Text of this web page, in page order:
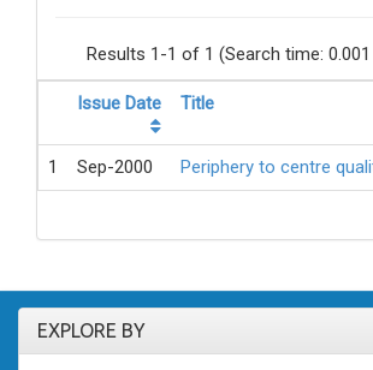
Results 1-1 of 1 (Search time:
Issue Date Title
1 Sep-2000 Periphery to centre
EXPLORE BY